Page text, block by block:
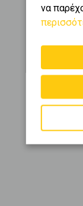
να